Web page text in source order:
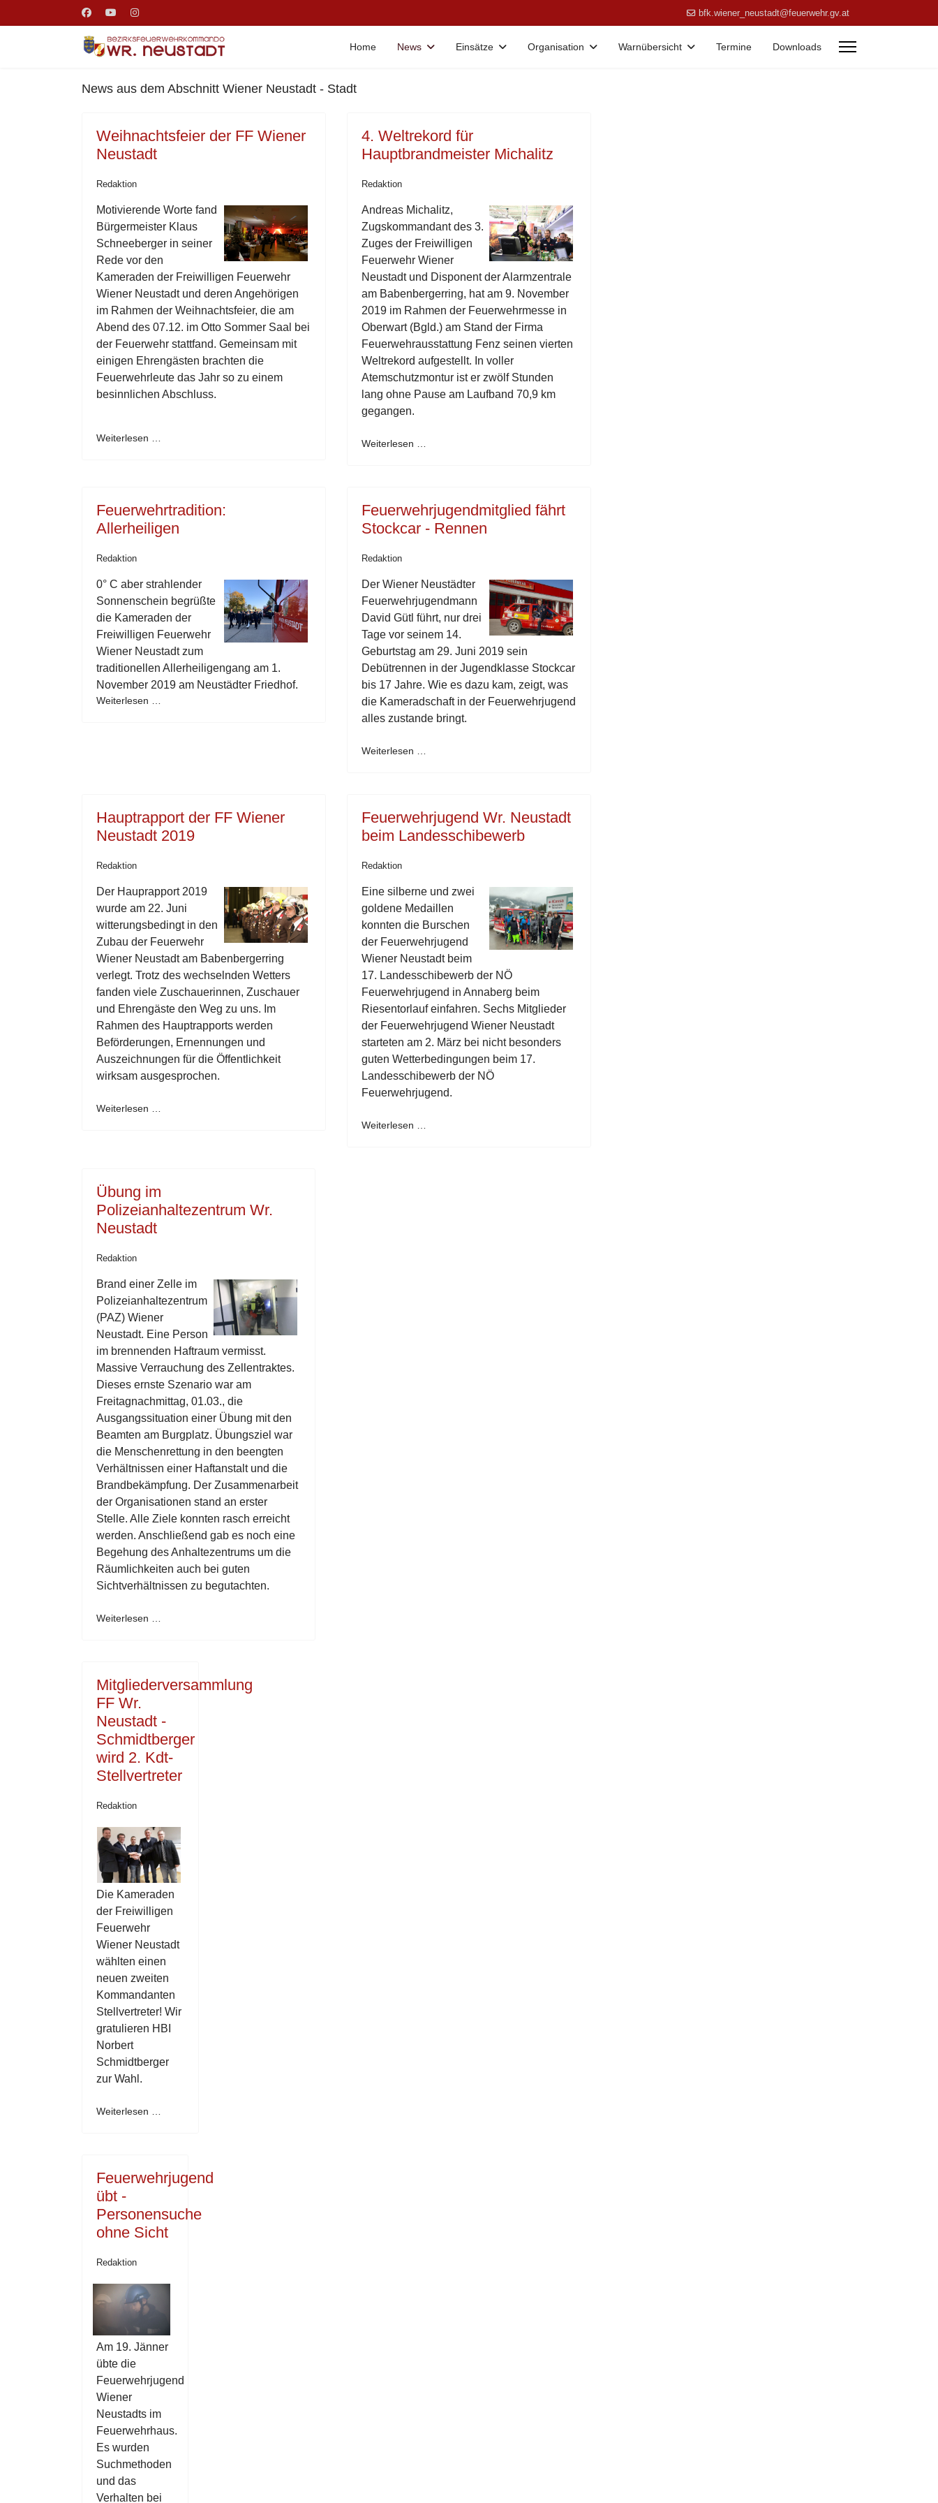
bfk.wiener_neustadt@feuerwehr.gv.at
Home News Einsätze Organisation Warnübersicht Termine Downloads
News aus dem Abschnitt Wiener Neustadt - Stadt
Weihnachtsfeier der FF Wiener
Neustadt
Redaktion
Motivierende Worte fand
Bürgermeister Klaus
Schneeberger in seiner
Rede vor den
Kameraden der Freiwilligen Feuerwehr
Wiener Neustadt und deren Angehörigen
im Rahmen der Weihnachtsfeier, die am
Abend des 07.12. im Otto Sommer Saal bei
der Feuerwehr stattfand. Gemeinsam mit
einigen Ehrengästen brachten die
Feuerwehrleute das Jahr so zu einem
besinnlichen Abschluss.
Weiterlesen …
4. Weltrekord für
Hauptbrandmeister Michalitz
Redaktion
Andreas Michalitz,
Zugskommandant des 3.
Zuges der Freiwilligen
Feuerwehr Wiener
Neustadt und Disponent der Alarmzentrale
am Babenbergerring, hat am 9. November
2019 im Rahmen der Feuerwehrmesse in
Oberwart (Bgld.) am Stand der Firma
Feuerwehrausstattung Fenz seinen vierten
Weltrekord aufgestellt. In voller
Atemschutzmontur ist er zwölf Stunden
lang ohne Pause am Laufband 70,9 km
gegangen.
Weiterlesen …
Feuerwehrtradition:
Allerheiligen
Redaktion
0° C aber strahlender
Sonnenschein begrüßte
die Kameraden der
Freiwilligen Feuerwehr
Wiener Neustadt zum
traditionellen Allerheiligengang am 1.
November 2019 am Neustädter Friedhof.
Weiterlesen …
Feuerwehrjugendmitglied fährt
Stockcar - Rennen
Redaktion
Der Wiener Neustädter
Feuerwehrjugendmann
David Gütl führt, nur drei
Tage vor seinem 14.
Geburtstag am 29. Juni 2019 sein
Debütrennen in der Jugendklasse Stockcar
bis 17 Jahre. Wie es dazu kam, zeigt, was
die Kameradschaft in der Feuerwehrjugend
alles zustande bringt.
Weiterlesen …
Hauptrapport der FF Wiener
Neustadt 2019
Redaktion
Der Hauprapport 2019
wurde am 22. Juni
witterungsbedingt in den
Zubau der Feuerwehr
Wiener Neustadt am Babenbergerring
verlegt. Trotz des wechselnden Wetters
fanden viele Zuschauerinnen, Zuschauer
und Ehrengäste den Weg zu uns. Im
Rahmen des Hauptrapports werden
Beförderungen, Ernennungen und
Auszeichnungen für die Öffentlichkeit
wirksam ausgesprochen.
Weiterlesen …
Feuerwehrjugend Wr. Neustadt
beim Landesschibewerb
Redaktion
Eine silberne und zwei
goldene Medaillen
konnten die Burschen
der Feuerwehrjugend
Wiener Neustadt beim
17. Landesschibewerb der NÖ
Feuerwehrjugend in Annaberg beim
Riesentorlauf einfahren. Sechs Mitglieder
der Feuerwehrjugend Wiener Neustadt
starteten am 2. März bei nicht besonders
guten Wetterbedingungen beim 17.
Landesschibewerb der NÖ
Feuerwehrjugend.
Weiterlesen …
Übung im
Polizeianhaltezentrum Wr.
Neustadt
Redaktion
Brand einer Zelle im
Polizeianhaltezentrum
(PAZ) Wiener
Neustadt. Eine Person
im brennenden Haftraum vermisst.
Massive Verrauchung des Zellentraktes.
Dieses ernste Szenario war am
Freitagnachmittag, 01.03., die
Ausgangssituation einer Übung mit den
Beamten am Burgplatz. Übungsziel war
die Menschenrettung in den beengten
Verhältnissen einer Haftanstalt und die
Brandbekämpfung. Der Zusammenarbeit
der Organisationen stand an erster
Stelle. Alle Ziele konnten rasch erreicht
werden. Anschließend gab es noch eine
Begehung des Anhaltezentrums um die
Räumlichkeiten auch bei guten
Sichtverhältnissen zu begutachten.
Weiterlesen …
Mitgliederversammlung
FF Wr.
Neustadt -
Schmidtberger
wird 2. Kdt-
Stellvertreter
Redaktion
Die Kameraden
der Freiwilligen
Feuerwehr
Wiener Neustadt
wählten einen
neuen zweiten
Kommandanten
Stellvertreter! Wir
gratulieren HBI
Norbert
Schmidtberger
zur Wahl.
Weiterlesen …
Feuerwehrjugend
übt -
Personensuche
ohne Sicht
Redaktion
Am 19. Jänner
übte die
Feuerwehrjugend
Wiener
Neustadts im
Feuerwehrhaus.
Es wurden
Suchmethoden
und das
Verhalten bei